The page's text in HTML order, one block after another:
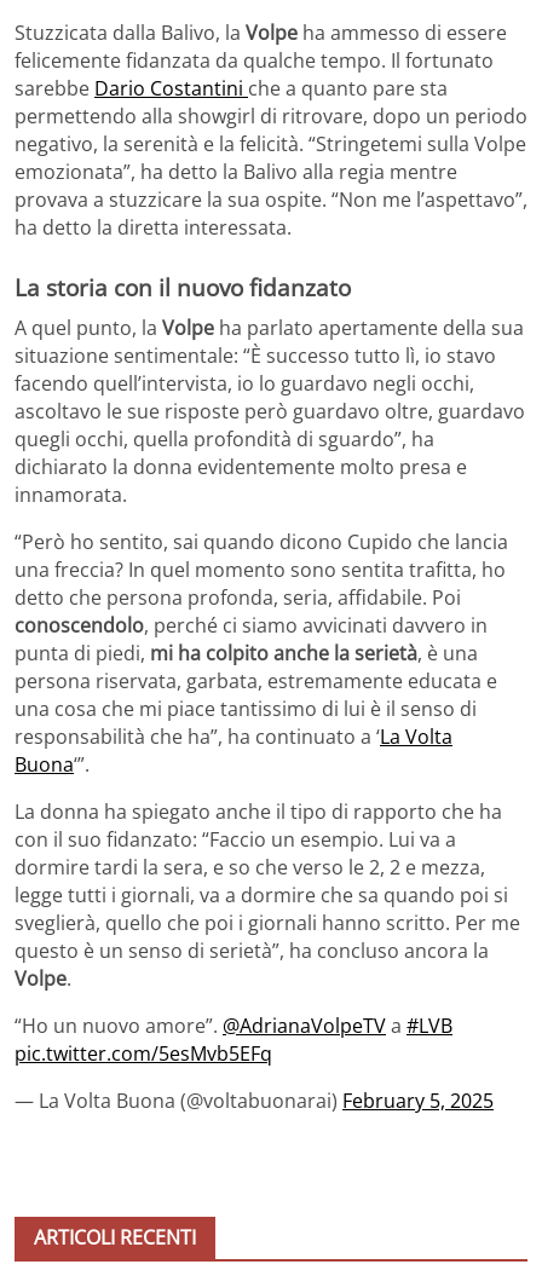
Stuzzicata dalla Balivo, la Volpe ha ammesso di essere
felicemente fidanzata da qualche tempo. Il fortunato
sarebbe Dario Costantini che a quanto pare sta
permettendo alla showgirl di ritrovare, dopo un periodo
negativo, la serenità e la felicità. “Stringetemi sulla Volpe
emozionata”, ha detto la Balivo alla regia mentre
provava a stuzzicare la sua ospite. “Non me l’aspettavo”,
ha detto la diretta interessata.
La storia con il nuovo fidanzato
A quel punto, la Volpe ha parlato apertamente della sua
situazione sentimentale: “È successo tutto lì, io stavo
facendo quell’intervista, io lo guardavo negli occhi,
ascoltavo le sue risposte però guardavo oltre, guardavo
quegli occhi, quella profondità di sguardo”, ha
dichiarato la donna evidentemente molto presa e
innamorata.
“Però ho sentito, sai quando dicono Cupido che lancia
una freccia? In quel momento sono sentita trafitta, ho
detto che persona profonda, seria, affidabile. Poi
conoscendolo, perché ci siamo avvicinati davvero in
punta di piedi, mi ha colpito anche la serietà, è una
persona riservata, garbata, estremamente educata e
una cosa che mi piace tantissimo di lui è il senso di
responsabilità che ha”, ha continuato a ‘La Volta
Buona‘”.
La donna ha spiegato anche il tipo di rapporto che ha
con il suo fidanzato: “Faccio un esempio. Lui va a
dormire tardi la sera, e so che verso le 2, 2 e mezza,
legge tutti i giornali, va a dormire che sa quando poi si
sveglierà, quello che poi i giornali hanno scritto. Per me
questo è un senso di serietà”, ha concluso ancora la
Volpe.
“Ho un nuovo amore”. @AdrianaVolpeTVa #LVB
pic.twitter.com/5esMvb5EFq
— La Volta Buona (@voltabuonarai) February 5, 2025
ARTICOLI RECENTI